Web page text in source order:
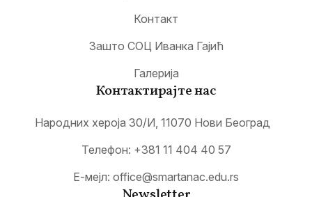
Контакт
Зашто СОЦ Иванка Гајић
Галерија
Контактирајте нас
Народних хероја 30/И, 11070 Нови Београд
Телефон: +381 11 404 40 57
Е-мејл: office@smartanac.edu.rs